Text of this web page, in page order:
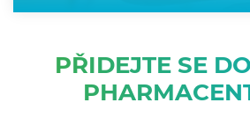
PŘIDEJTE SE